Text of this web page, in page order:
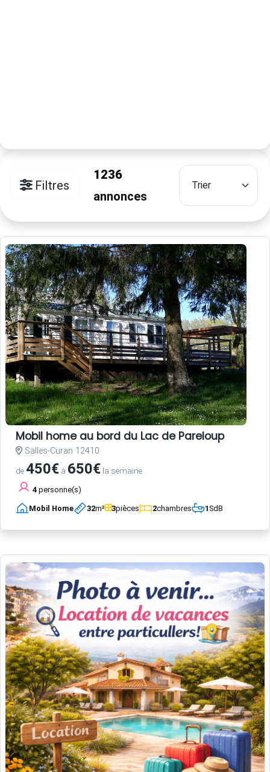
Filtres
1236
annonces
Mobil home au bord du Lac de Pareloup
Salles-Curan 12410
de450€ à 650€ la semaine
4 personne(s)
Mobil Home 32m² 3pièces 2chambres 1SdB